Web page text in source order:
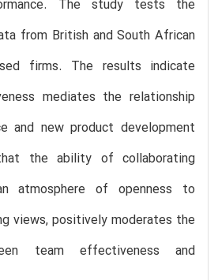
The study tests the
from British and South African
firms. The results indicate
mediates the relationship
and new product development
the ability of collaborating
atmosphere of openness to
views, positively moderates the
team effectiveness and